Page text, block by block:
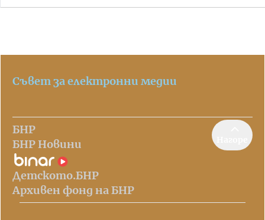
Съвет за електронни медии
БНР
БНР Новини
Детското.БНР
Архивен фонд на БНР